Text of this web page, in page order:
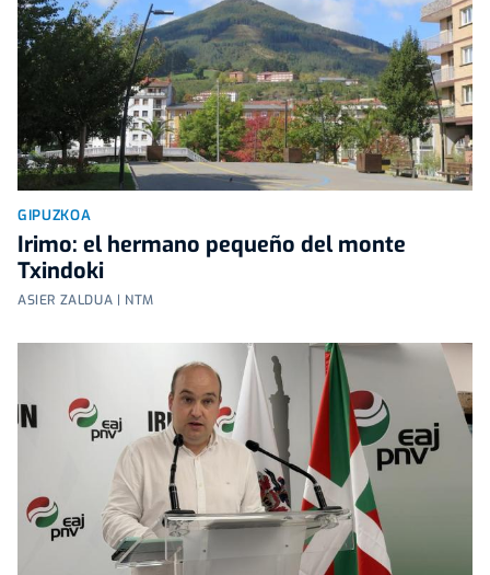
GIPUZKOA
Irimo: el hermano pequeño del monte
Txindoki
ASIER ZALDUA | NTM